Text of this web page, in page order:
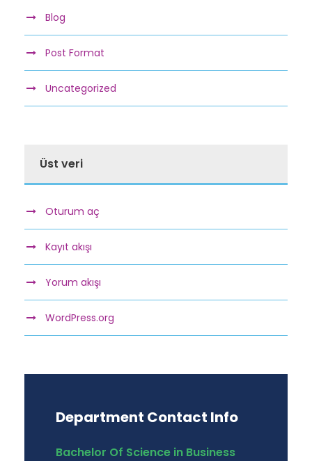
Blog
Post Format
Uncategorized
Üst veri
Oturum aç
Kayıt akışı
Yorum akışı
WordPress.org
Department Contact Info
Bachelor Of Science in Business